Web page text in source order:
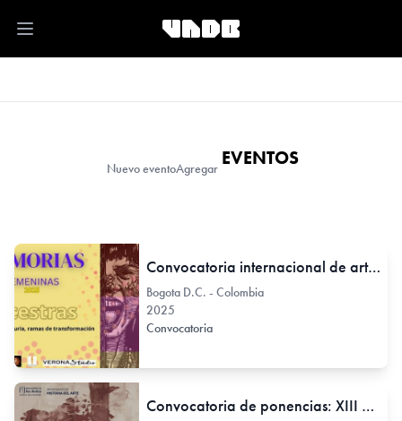
Open main menu
Nuevo eventoAgregar EVENTOS
Convocatoria internacional de arte: Memorias Femeninas 2025
Bogota D.C. - Colombia
2025
Convocatoria
Convocatoria de ponencias: XIII Simposio de Historia del arte: Identidades disputadas en el arte americano: la idea de Latinx, vista desde América Latina.